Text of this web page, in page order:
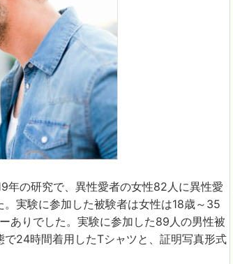
年の研究で、異性愛者の女性82人に異性愛
実験に参加した被験者は女性は18歳～35
ありでした。実験に参加した89人の男性被
24時間着用したTシャツと、証明写真形式